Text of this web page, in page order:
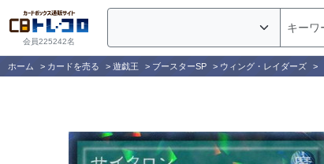
会員225242名
ホーム > カードを売る > 遊戯王 > ブースターSP > ウィング・レイダーズ >